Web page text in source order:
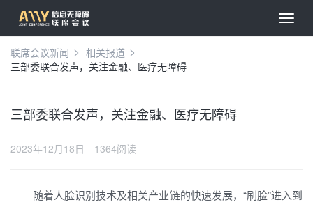
联席会议新闻
相关报道
三部委联合发声，关注金融、医疗无障碍
三部委联合发声，关注金融、医疗无障碍
2023年12月18日 1364阅读
随着人脸识别技术及相关产业链的快速发展，“刷脸”进入到